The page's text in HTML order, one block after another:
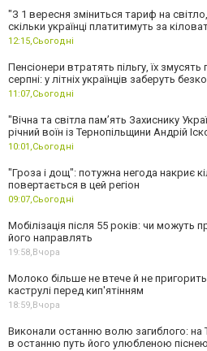
"З 1 вересня зміниться тариф на
скільки українці платитимуть за
12:15, Сьогодні
Пенсіонери втратять пільгу, їх
серпні: у літніх українців заберуть
11:07, Сьогодні
"Вічна та світла пам’ять Захиснику
річний воїн із Тернопільщини Андрій
10:01, Сьогодні
"Гроза і дощ": потужна негода накриє
повертається в цей регіон
09:07, Сьогодні
Мобілізація після 55 років: чи можуть
його направлять
19:58, Вчора
Молоко більше не втече й не
каструлі перед кип'ятінням
18:59, Вчора
Виконали останню волю загиблого: на
в останню путь його улюбленою піснею